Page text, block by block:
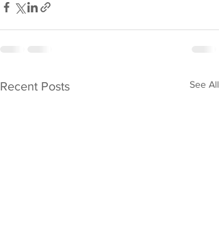
Recent Posts See All